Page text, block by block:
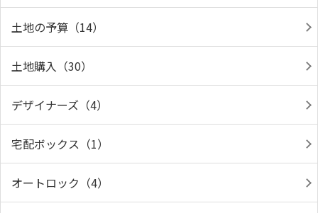
土地の予算（14）
土地購入（30）
デザイナーズ（4）
宅配ボックス（1）
オートロック（4）